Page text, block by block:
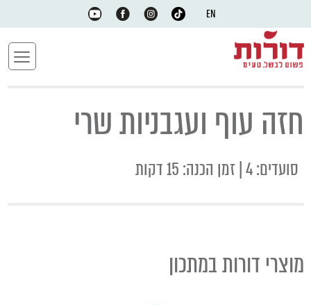
EN
חזה עוף ועגבניות שרי
סועדים: 4 | זמן הכנה: 15 דקות
מוצרי דורות במתכון